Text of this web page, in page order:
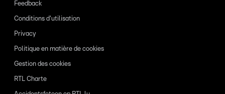
Feedback
Conditions d'utilisation
Privacy
Politique en matière de cookies
Gestion des cookies
RTL Charte